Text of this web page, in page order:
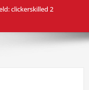
clickerskilled 2